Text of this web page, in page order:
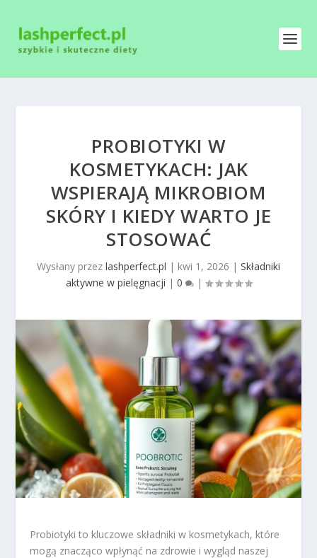
PROBIOTYKI W
KOSMETYKACH: JAK
WSPIERAJĄ MIKROBIOM
SKÓRY I KIEDY WARTO JE
STOSOWAĆ
Wysłany przez lashperfect.pl | kwi 1, 2026 | Składniki
aktywne w pielęgnacji | 0 |
Probiotyki to kluczowe składniki w kosmetykach, które
mogą znacząco wpłynąć na zdrowie i wygląd naszej